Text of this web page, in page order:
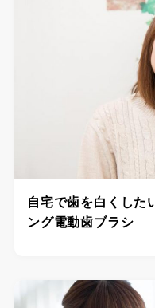
自宅で歯を白くした
ング電動歯ブラシ